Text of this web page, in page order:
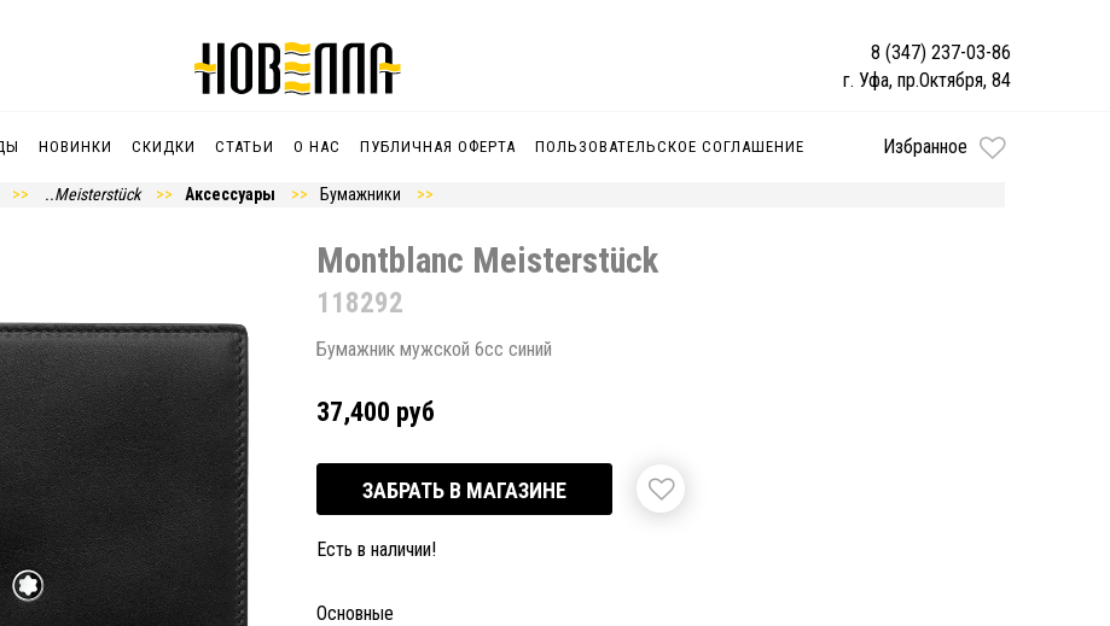
8 (347) 237-03-86
г. Уфа, пр.Октября, 84
НОВИНКИ СКИДКИ СТАТЬИ О НАС ПУБЛИЧНАЯ ОФЕРТА ПОЛЬЗОВАТЕЛЬСКОЕ СОГЛАШЕНИЕ Избранное
..Meisterstück Аксессуары Бумажники
Montblanc Meisterstück
118292
Бумажник мужской 6сс синий
37,400 руб
ЗАБРАТЬ В МАГАЗИНЕ
Есть в наличии!
Основные